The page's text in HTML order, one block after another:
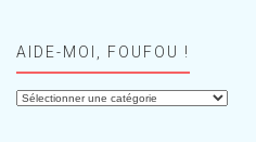
AIDE-MOI, FOUFOU !
Aide-